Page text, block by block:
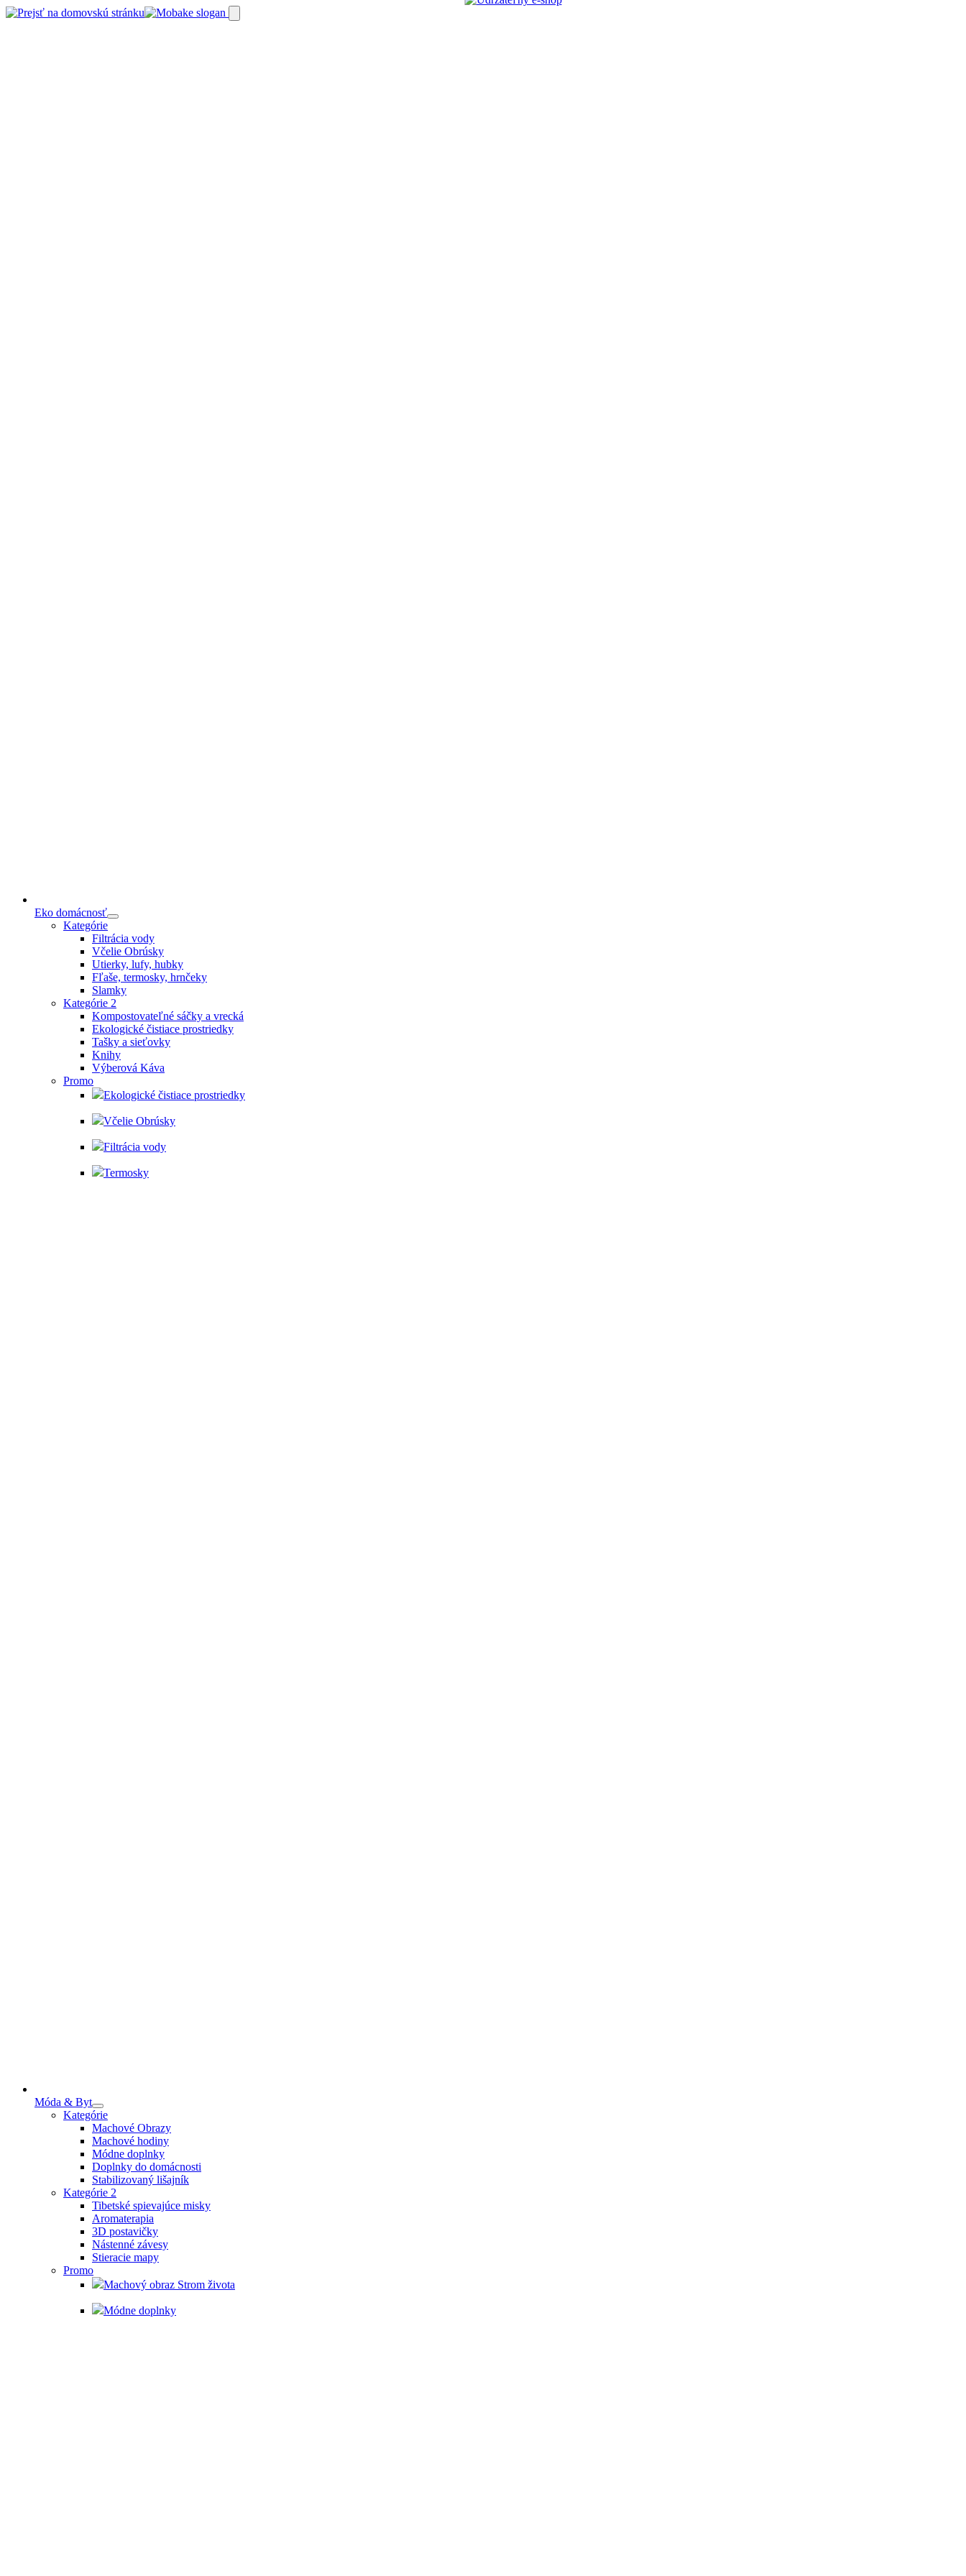
Preskočiť
Eko domácnosť
Kategórie
Filtrácia vody
Včelie Obrúsky
Utierky, lufy, hubky
Fľaše, termosky, hrnčeky
Slamky
Kategórie 2
Kompostovateľné sáčky a vrecká
Ekologické čistiace prostriedky
Tašky a sieťovky
Knihy
Výberová Káva
Promo
Ekologické čistiace prostriedky
Včelie Obrúsky
Filtrácia vody
Termosky
Móda & Byt
Kategórie
Machové Obrazy
Machové hodiny
Módne doplnky
Doplnky do domácnosti
Stabilizovaný lišajník
Kategórie 2
Tibetské spievajúce misky
Aromaterapia
3D postavičky
Nástenné závesy
Stieracie mapy
Promo
Machový obraz Strom života
Módne doplnky